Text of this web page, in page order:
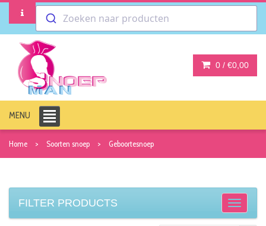
Zoeken naar producten
0 / €0,00
MENU
Home Soorten snoep Geboortesnoep
FILTER PRODUCTS